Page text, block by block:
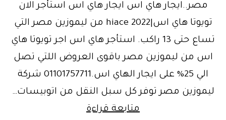
مصر..ايجار هاي اس ايجار هاي اس استأجر الان
تويوتا هاي اس|hiace 2022 من ليموزين مصر التي
تساع حتى 13 راكب. استأجر هاي اس اجر تويوتا هاي
اس من ليموزين مصر باقوى العروض اللتي تصل
الي 25% على ايجار الهاي اس.01101757711 شركة
ليموزين مصر توفر كل سبل النقل من اتوبيسات…
متابعة قراءة